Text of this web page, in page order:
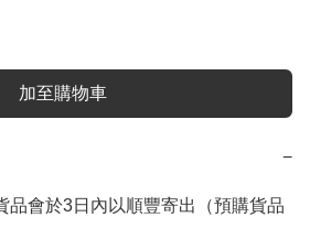
加至購物車
−
品會於3日內以順豐寄出（預購貨品